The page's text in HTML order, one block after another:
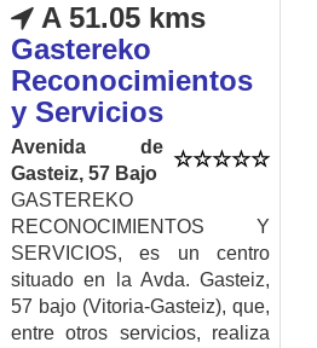
A 51.05 kms
Gastereko
Reconocimientos
y Servicios
Avenida de
Gasteiz, 57 Bajo
GASTEREKO
RECONOCIMIENTOS Y
SERVICIOS, es un centro
situado en la Avda. Gasteiz,
57 bajo (Vitoria-Gasteiz), que,
entre otros servicios, realiza